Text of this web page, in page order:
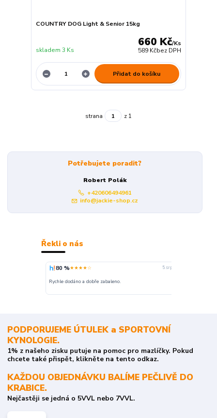
COUNTRY DOG Light & Senior 15kg
660 Kč/Ks
589 Kčbez DPH
skladem 3 Ks
Přidat do košíku
strana z 1
Potřebujete poradit?
Robert Polák
+420606494961
info@jackie-shop.cz
Řekli o nás
80 %★★★★☆ 5. srpna
Rychle dodáno a dobře zabaleno.
PODPORUJEME ÚTULEK a SPORTOVNÍ
KYNOLOGIE.
1% z našeho zisku putuje na pomoc pro mazlíčky. Pokud
chcete také přispět, klikněte na tento odkaz.
KAŽDOU OBJEDNÁVKU BALÍME PEČLIVĚ DO
KRABICE.
Nejčastěji se jedná o 5VVL nebo 7VVL.